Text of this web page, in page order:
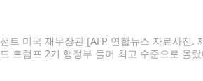
트 미국 재무장관 [AFP 연합뉴스 자료사진.
트럼프 2기 행정부 들어 최고 수준으로 올랐